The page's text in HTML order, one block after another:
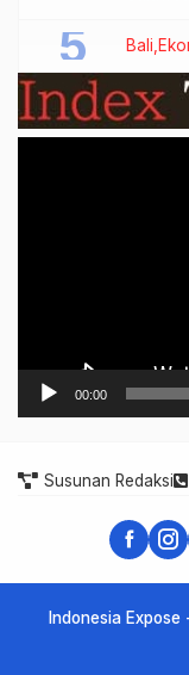
Bali
00:00
Susunan Redaksi
Indonesia